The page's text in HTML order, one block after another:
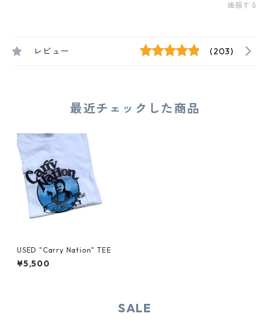
通報する
レビュー (203)
最近チェックした商品
USED "Carry Nation" TEE
¥5,500
SALE